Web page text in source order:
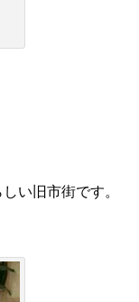
い旧市街です。